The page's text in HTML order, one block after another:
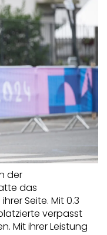
der
das
Seite. Mit 0.3
verpasst
Mit ihrer Leistung